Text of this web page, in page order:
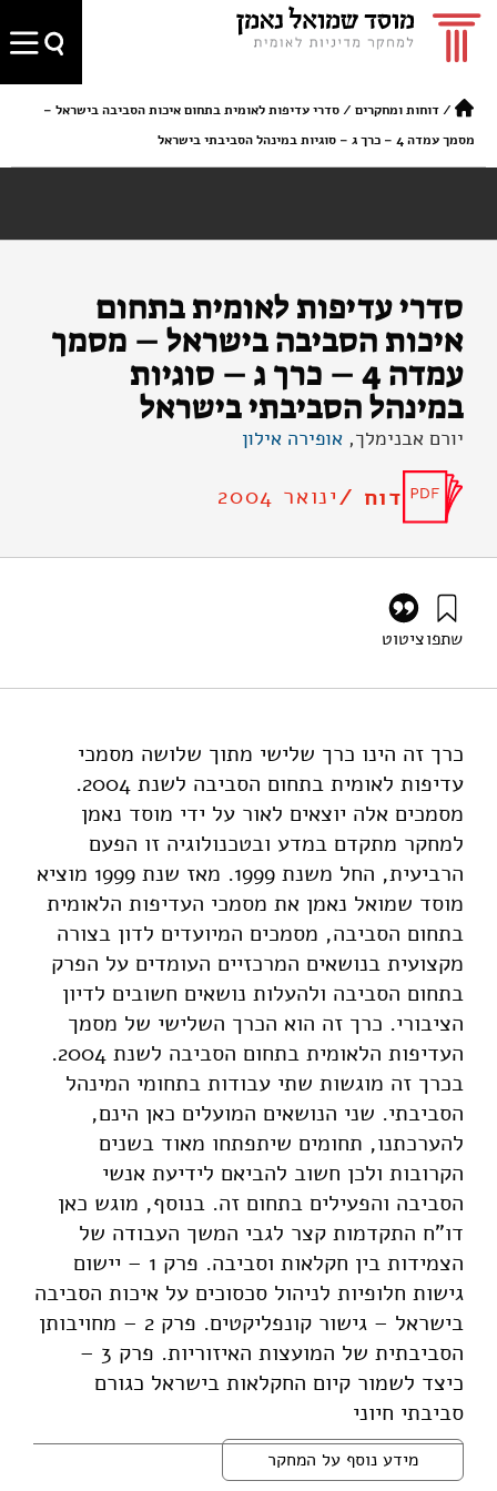
/דוחות ומחקרים /סדרי עדיפות לאומית בתחום איכות הסביבה בישראל –
מסמך עמדה 4 – כרך ג – סוגיות במינהל הסביבתי בישראל
סדרי עדיפות לאומית בתחום
איכות הסביבה בישראל – מסמך
עמדה 4 – כרך ג – סוגיות
במינהל הסביבתי בישראל
יורם אבנימלך, אופירה אילון
דוח /ינואר 2004
שתפוציטוט
management
כרך זה הינו כרך שלישי מתוך שלושה מסמכי
עדיפות לאומית בתחום הסביבה לשנת 2004.
מסמכים אלה יוצאים לאור על ידי מוסד נאמן
למחקר מתקדם במדע ובטכנולוגיה זו הפעם
הרביעית, החל משנת 1999. מאז שנת 1999 מוציא
מוסד שמואל נאמן את מסמכי העדיפות הלאומית
בתחום הסביבה, מסמכים המיועדים לדון בצורה
מקצועית בנושאים המרכזיים העומדים על הפרק
בתחום הסביבה ולהעלות נושאים חשובים לדיון
הציבורי. כרך זה הוא הכרך השלישי של מסמך
העדיפות הלאומית בתחום הסביבה לשנת 2004.
בכרך זה מוגשות שתי עבודות בתחומי המינהל
הסביבתי. שני הנושאים המועלים כאן הינם,
להערכתנו, תחומים שיתפתחו מאוד בשנים
הקרובות ולכן חשוב להביאם לידיעת אנשי
הסביבה והפעילים בתחום זה. בנוסף, מוגש כאן
דו"ח התקדמות קצר לגבי המשך העבודה של
הצמידות בין חקלאות וסביבה. פרק 1 – יישום
גישות חלופיות לניהול סכסוכים על איכות הסביבה
בישראל – גישור קונפליקטים. פרק 2 – מחויבותן
הסביבתית של המועצות האיזוריות. פרק 3 –
כיצד לשמור קיום החקלאות בישראל כגורם
סביבתי חיוני
מידע נוסף על המחקר